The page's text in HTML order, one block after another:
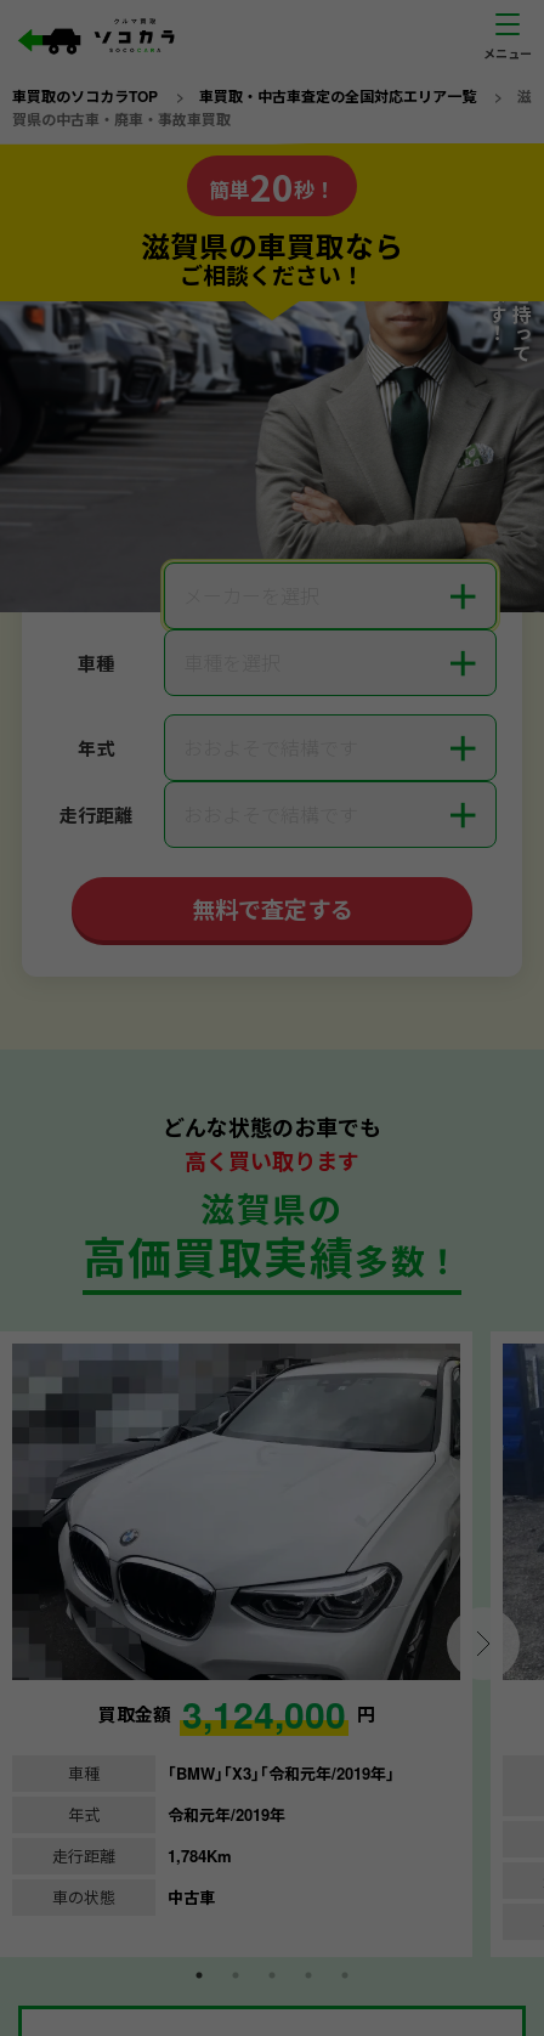
車買取のソコカラTOP > 車買取・中古車査定の全国対応エリア一覧> 滋
賀県の中古車・廃車・事故車買取
の車買取なら
ソコカラの
電話か出張か、高い方の査定を提案。
私たちが責任を持って
査定いたします！
簡単20秒！
滋賀県の車買取なら
ご相談ください！
20秒で入力完了！
カンタンWeb査定
ご依頼いただいたお車を丁寧に査定いたします
＋
車種 ＋
年式 ＋
走行距離 ＋
無料で査定する
どんな状態のお車でも
高く買い取ります
滋賀県の
高価買取実績多数！
買取金額 3,124,000 円
車種
｢BMW｣｢X3｣｢令和元年/2019年｣
年式
令和元年/2019年
走行距離
1,784Km
車の状態
中古車